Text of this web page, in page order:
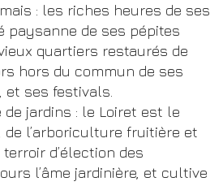
: les riches heures de ses
paysanne de ses pépites
quartiers restaurés de
hors du commun de ses
et ses festivals.
jardins : le Loiret est le
de l’arboriculture fruitière et
d’élection des
l’âme jardinière, et cultive